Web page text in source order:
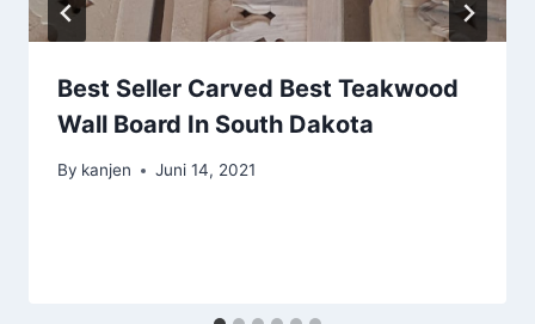
Best Seller Carved Best Teakwood
Wall Board In South Dakota
By kanjen Juni 14, 2021